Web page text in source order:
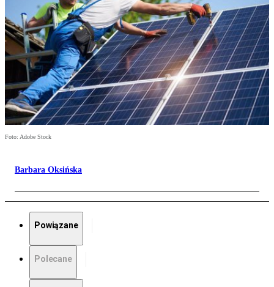
Foto: Adobe Stock
Barbara Oksińska
Powiązane
Polecane